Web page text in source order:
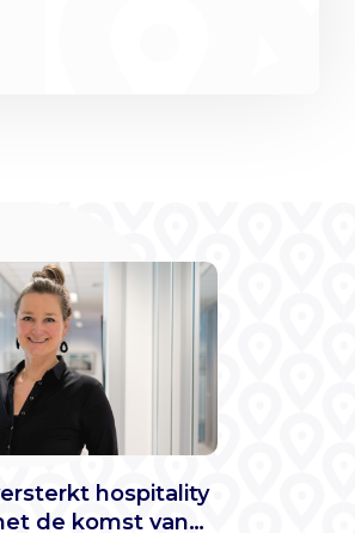
hospitality
de komst van